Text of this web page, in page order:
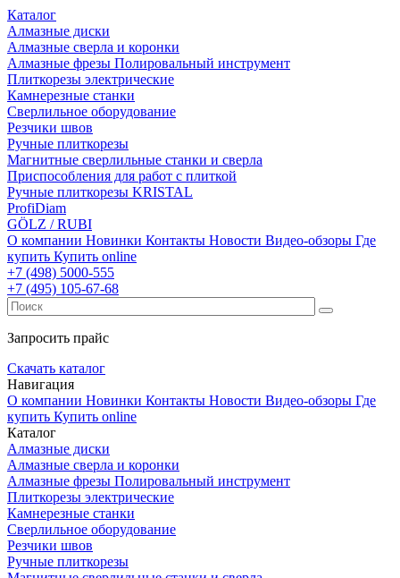
Каталог
Алмазные диски
Алмазные сверла и коронки
Алмазные фрезы Полировальный инструмент
Плиткорезы электрические
Камнерезные станки
Сверлильное оборудование
Резчики швов
Ручные плиткорезы
Магнитные сверлильные станки и сверла
Приспособления для работ с плиткой
Ручные плиткорезы KRISTAL
ProfiDiam
GÖLZ / RUBI
О компании Новинки Контакты Новости Видео-обзоры Где
купить Купить online
+7 (498) 5000-555
+7 (495) 105-67-68
Запросить прайс
Скачать каталог
Навигация
О компании Новинки Контакты Новости Видео-обзоры Где
купить Купить online
Каталог
Алмазные диски
Алмазные сверла и коронки
Алмазные фрезы Полировальный инструмент
Плиткорезы электрические
Камнерезные станки
Сверлильное оборудование
Резчики швов
Ручные плиткорезы